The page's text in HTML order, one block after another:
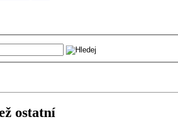
ostatní